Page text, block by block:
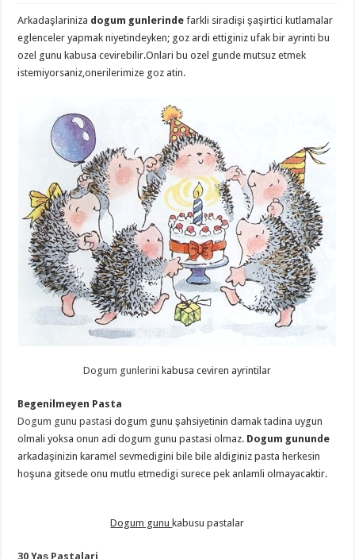
Arkadaşlariniza dogum gunlerinde farkli siradişi şaşirtici kutlamalar
eglenceler yapmak niyetindeyken; goz ardi ettiginiz ufak bir ayrinti bu
ozel gunu kabusa cevirebilir.Onlari bu ozel gunde mutsuz etmek
istemiyorsaniz,onerilerimize goz atin.
Dogum gunlerini kabusa ceviren ayrintilar
Begenilmeyen Pasta
Dogum gunu pastasi dogum gunu şahsiyetinin damak tadina uygun
olmali yoksa onun adi dogum gunu pastasi olmaz. Dogum gununde
arkadaşinizin karamel sevmedigini bile bile aldiginiz pasta herkesin
hoşuna gitsede onu mutlu etmedigi surece pek anlamli olmayacaktir.
Dogum gunu kabusu pastalar
30 Yaş Pastalari